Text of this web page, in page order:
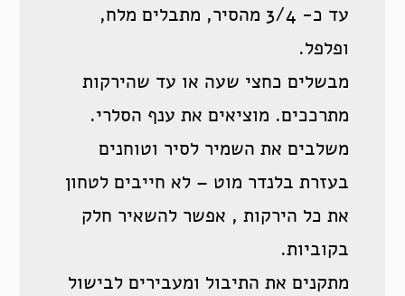
עד כ- 3/4 מהסיר, מתבלים מלח,
ופלפל.
מבשלים כחצי שעה או עד שהירקות
מתרככים. מוציאים את ענף הסלרי.
משלבים את השמיר לסיר וטוחנים
בעזרת בלנדר מוט – לא חייבים לטחון
את כל הירקות , אפשר להשאיר חלק
בקוביות.
מתקנים את התיבול ומעבירים לבישול